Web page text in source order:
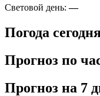
Световой день:—
Погода
Прогноз по
Прогноз на 7